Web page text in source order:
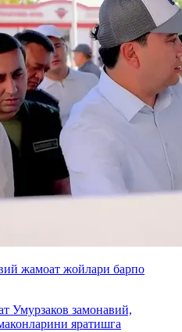
жамоат жойлари барпо
Умурзаков замонавий,
яратишга